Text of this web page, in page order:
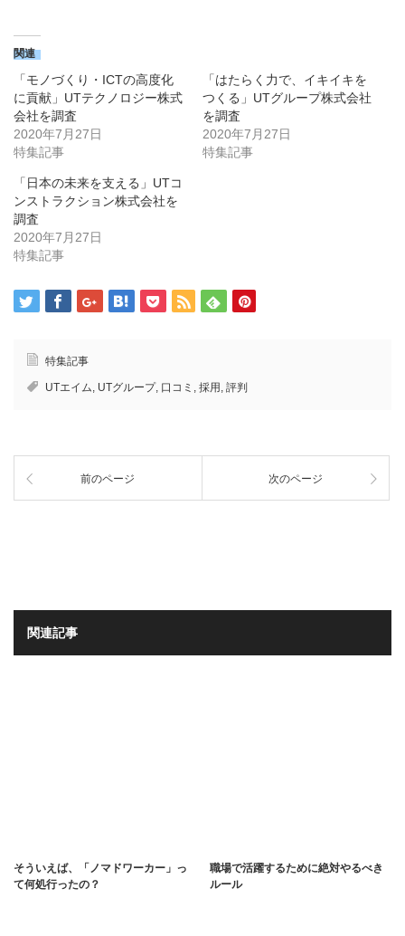
で
共
有
(新
し
い
ウ
ィ
ン
ド
ウ
開
き
ま
す)
リ
ッ
ク
し
て
く
だ
し
い
ウ
ド
ウ
ま
す)
関連
「モノづくり・ICTの高度化
に貢献」UTテクノロジー株式
会社を調査
2020年7月27日
特集記事
「はたらく力で、イキイキを
つくる」UTグループ株式会社
を調査
2020年7月27日
特集記事
「日本の未来を支える」UTコ
ンストラクション株式会社を
調査
2020年7月27日
特集記事
特集記事
UTエイム, UTグループ, 口コミ , 採用 , 評判
前のページ 次のページ
関連記事
そういえば、「ノマドワーカー」っ
て何処行ったの？
職場で活躍するために絶対やるべき
ルール